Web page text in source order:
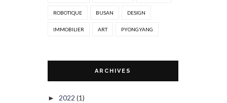
ROBOTIQUE BUSAN DESIGN
IMMOBILIER ART PYONGYANG
ARCHIVES
► 2022 (1)